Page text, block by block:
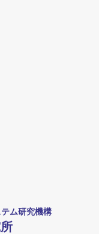
ム研究機構